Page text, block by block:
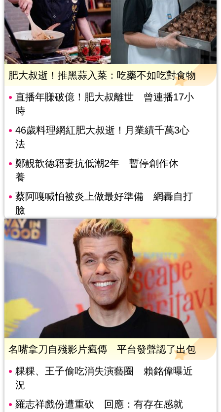
肥大叔逝！推黑蒜入菜：吃藥不如吃對食物
直播年賺破億！肥大叔離世 曾連播17小
時
46歲料理網紅肥大叔逝！月業績千萬3心
法
鄭靚歆德籍妻抗低潮2年 暫停創作休
養
蔡阿嘎喊怕被炎上做最好準備 網轟自打
臉
名嘴拿刀自殘影片瘋傳 平台發聲認了出包
粿粿、王子偷吃消失演藝圈 賴銘偉曝近
況
羅志祥戲份遭重砍 回應：有存在感就